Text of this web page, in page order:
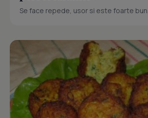
Se face repede, usor si este foarte bun...